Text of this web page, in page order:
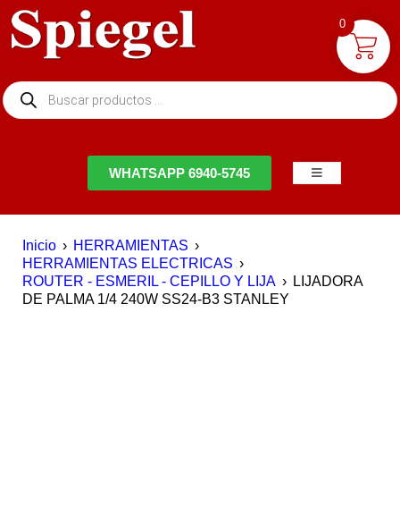
WHATSAPP 6940-5745
Inicio › HERRAMIENTAS ›
HERRAMIENTAS ELECTRICAS ›
ROUTER - ESMERIL - CEPILLO Y LIJA › LIJADORA
DE PALMA 1/4 240W SS24-B3 STANLEY
0